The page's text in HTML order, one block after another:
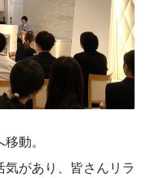
動。
があり、皆さんリラ